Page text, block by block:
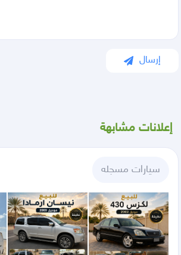
إعلانات مشابهة
إرسال
سيارات مسجله